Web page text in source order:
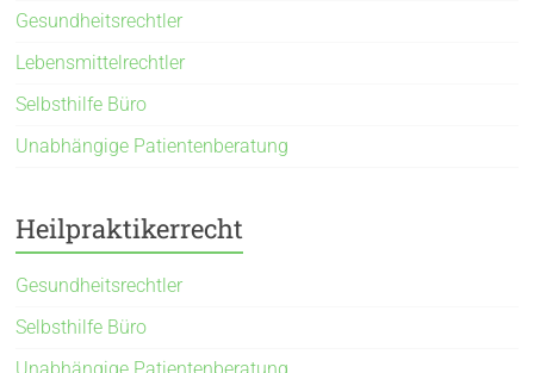
Gesundheitsrechtler
Lebensmittelrechtler
Selbsthilfe Büro
Unabhängige Patientenberatung
Heilpraktikerrecht
Gesundheitsrechtler
Selbsthilfe Büro
Unabhängige Patientenberatung